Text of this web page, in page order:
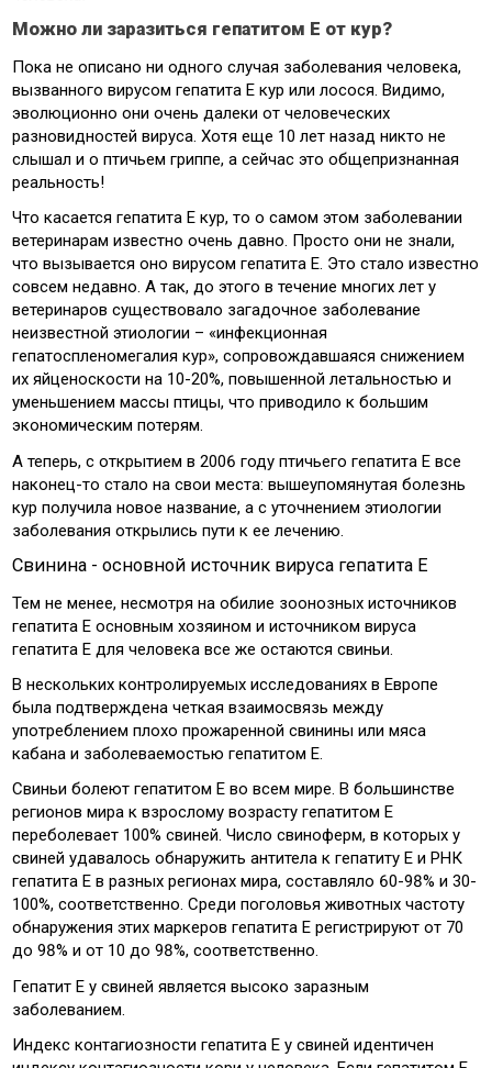
Можно ли заразиться гепатитом Е от кур?
Пока не описано ни одного случая заболевания человека,
вызванного вирусом гепатита Е кур или лосося. Видимо,
эволюционно они очень далеки от человеческих
разновидностей вируса. Хотя еще 10 лет назад никто не
слышал и о птичьем гриппе, а сейчас это общепризнанная
реальность!
Что касается гепатита Е кур, то о самом этом заболевании
ветеринарам известно очень давно. Просто они не знали,
что вызывается оно вирусом гепатита Е. Это стало известно
совсем недавно. А так, до этого в течение многих лет у
ветеринаров существовало загадочное заболевание
неизвестной этиологии – «инфекционная
гепатоспленомегалия кур», сопровождавшаяся снижением
их яйценоскости на 10-20%, повышенной летальностью и
уменьшением массы птицы, что приводило к большим
экономическим потерям.
А теперь, с открытием в 2006 году птичьего гепатита Е все
наконец-то стало на свои места: вышеупомянутая болезнь
кур получила новое название, а с уточнением этиологии
заболевания открылись пути к ее лечению.
Свинина - основной источник вируса гепатита Е
Тем не менее, несмотря на обилие зоонозных источников
гепатита Е основным хозяином и источником вируса
гепатита Е для человека все же остаются свиньи.
В нескольких контролируемых исследованиях в Европе
была подтверждена четкая взаимосвязь между
употреблением плохо прожаренной свинины или мяса
кабана и заболеваемостью гепатитом Е.
Свиньи болеют гепатитом Е во всем мире. В большинстве
регионов мира к взрослому возрасту гепатитом Е
переболевает 100% свиней. Число свиноферм, в которых у
свиней удавалось обнаружить антитела к гепатиту Е и РНК
гепатита Е в разных регионах мира, составляло 60-98% и 30-
100%, соответственно. Среди поголовья животных частоту
обнаружения этих маркеров гепатита Е регистрируют от 70
до 98% и от 10 до 98%, соответственно.
Гепатит Е у свиней является высоко заразным
заболеванием.
Индекс контагиозности гепатита Е у свиней идентичен